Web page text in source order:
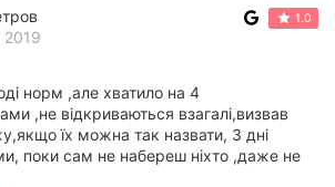
2019
1.0
норм ,але хватило на 4
,не відкриваються взагалі,визвав
їх можна так назвати, 3 дні
поки сам не набереш ніхто ,даже не
якості ,сервіс обс...